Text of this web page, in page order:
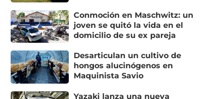
Conmoción en Maschwitz: un
joven se quitó la vida en el
domicilio de su ex pareja
Desarticulan un cultivo de
hongos alucinógenos en
Maquinista Savio
Yazaki lanza una nueva